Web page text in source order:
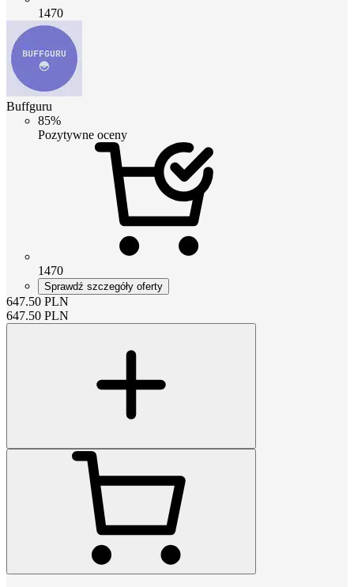
1470
Buffguru
85%
Pozytywne oceny
1470
Sprawdź szczegóły oferty
647.50 PLN
647.50 PLN